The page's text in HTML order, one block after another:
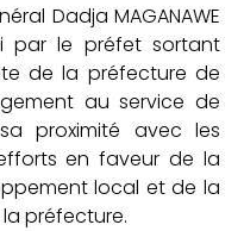
Dadja MAGANAWE
par le préfet sortant
de la préfecture de
au service de
sa proximité avec les
en faveur de la
local et de la
préfecture.